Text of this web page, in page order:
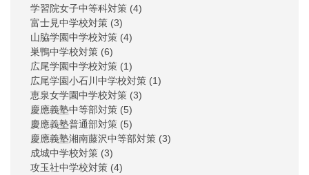
学習院女子中等科対策 (4)
富士見中学校対策 (3)
山脇学園中学校対策 (4)
巣鴨中学校対策 (6)
広尾学園中学校対策 (1)
広尾学園小石川中学校対策 (1)
恵泉女学園中学校対策 (3)
慶應義塾中等部対策 (5)
慶應義塾普通部対策 (5)
慶應義塾湘南藤沢中等部対策 (3)
成城中学校対策 (3)
攻玉社中学校対策 (4)